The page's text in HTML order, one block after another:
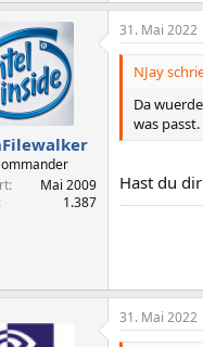
Mai 2009
1.387
31. Mai 2022
NJay
Da
was passt.
Hast du
31. Mai 2022